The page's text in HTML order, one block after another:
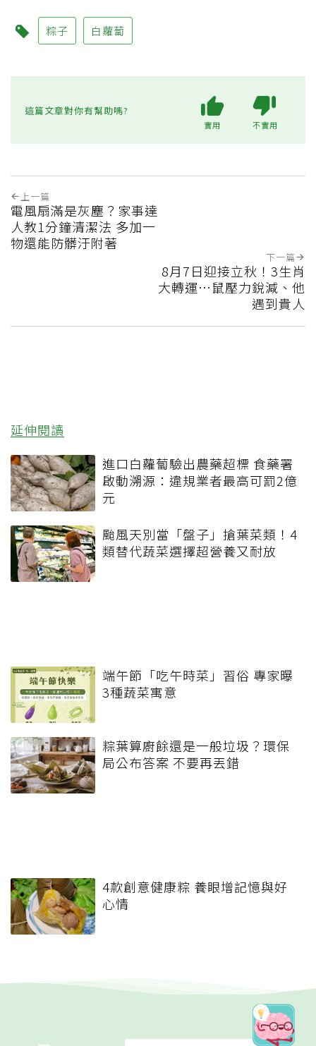
粽子 白蘿蔔
這篇文章對你有幫助嗎?
實用 不實用
上一篇
電風扇滿是灰塵？家事達
人教1分鐘清潔法 多加一
物還能防髒汙附著
下一篇
8月7日迎接立秋！3生肖
大轉運…鼠壓力銳減、他
遇到貴人
延伸閱讀
進口白蘿蔔驗出農藥超標 食藥署
啟動溯源：違規業者最高可罰2億
元
颱風天別當「盤子」搶葉菜類！4
類替代蔬菜選擇超營養又耐放
端午節「吃午時菜」習俗 專家曝
3種蔬菜寓意
粽葉算廚餘還是一般垃圾？環保
局公布答案 不要再丟錯
4款創意健康粽 養眼增記憶與好
心情